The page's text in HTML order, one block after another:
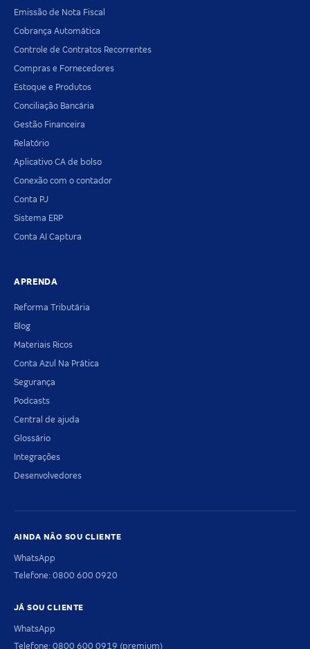
Emissão de Nota Fiscal
Cobrança Automática
Controle de Contratos Recorrentes
Compras e Fornecedores
Estoque e Produtos
Conciliação Bancária
Gestão Financeira
Relatório
Aplicativo CA de bolso
Conexão com o contador
Conta PJ
Sistema ERP
Conta AI Captura
APRENDA
Reforma Tributária
Blog
Materiais Ricos
Conta Azul Na Prática
Segurança
Podcasts
Central de ajuda
Glossário
Integrações
Desenvolvedores
AINDA NÃO SOU CLIENTE
WhatsApp
Telefone: 0800 600 0920
JÁ SOU CLIENTE
WhatsApp
Telefone: 0800 600 0919 (premium)